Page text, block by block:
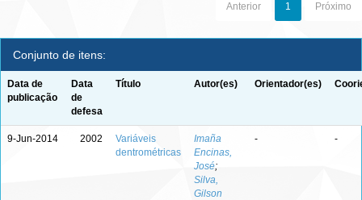
Anterior 1 Próximo
Conjunto de itens:
Data de
publicação
Data
de
defesa
Título Autor(es) Orientador(es)
9-Jun-2014 2002
Variáveis
dentrométricas
Imaña
Encinas,
José;
Silva,
Gilson
- -